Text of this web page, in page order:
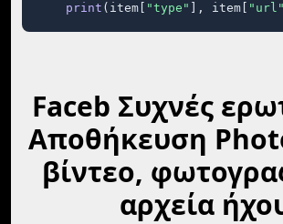
print (item[ "type" ], item[ "url"
Faceb Συχνές
Αποθήκευση
βίντεο,
αρχεία